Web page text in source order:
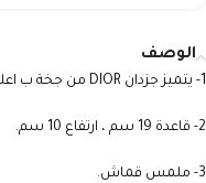
الوصف
1- يتميز جزدان DIOR من جخة ب اعلى كواليتي من DIOR .
2- قاعدة 19 سم ، ارتفاع 10 سم.
3- ملمس قماش.